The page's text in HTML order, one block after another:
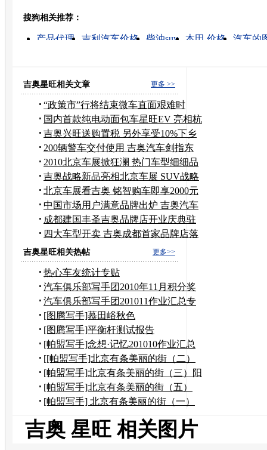
搜狗相关推荐：
产品代理 吉利汽车价格 柴油suv 本田 价格
汽车的
更多 >>
吉奥星旺相关文章
“政策市”行将结束微车直面艰难时
局？
国内首款纯电动面包车星旺EV 亮相杭
州
吉奥兴旺送购置税 另外享受10%下乡
补助
200辆警车交付使用 吉奥汽车剑指东
三省
2010北京车展掀狂澜 热门车型细细品
鉴
吉奥战略新品亮相北京车展 SUV战略
成亮点
北京车展看吉奥 铭智购车即享2000元
大礼
中国市场用户满意品牌出炉 吉奥汽车
上榜
成都建国丰圣吉奥品牌店开业庆典驻
店举行
四大车型开卖 吉奥成都首家品牌店落
地
更多>>
吉奥星旺相关热帖
热心车友统计专贴
汽车俱乐部写手团2010年11月积分奖
励申请
汽车俱乐部写手团201011作业汇总专
贴
[图腾写手]慕田峪秋色
[图腾写手]平衡杆测试报告
[帕盟写手]念想·记忆201010作业汇总
[[帕盟写手]北京有条美丽的街（二）
到奶奶家作客
[帕盟写手]北京有条美丽的街（三）阳
台上观望美景
[帕盟写手]北京有条美丽的街（五）
——风水宝地
[帕盟写手] 北京有条美丽的街（一）
吉奥 星旺 相关图片